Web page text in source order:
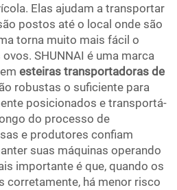
Elas ajudam a transportar
postos até o local onde são
torna muito mais fácil o
SHUNNAI é uma marca
esteiras transportadoras de
robustas o suficiente para
posicionados e transportá-
do processo de
e produtores confiam
suas máquinas operando
importante é que, quando os
corretamente, há menor risco